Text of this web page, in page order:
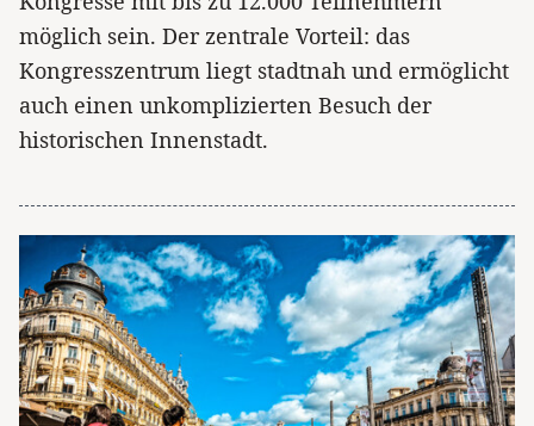
möglich sein. Der zentrale Vorteil: das
Kongresszentrum liegt stadtnah und ermöglicht
auch einen unkomplizierten Besuch der
historischen Innenstadt.